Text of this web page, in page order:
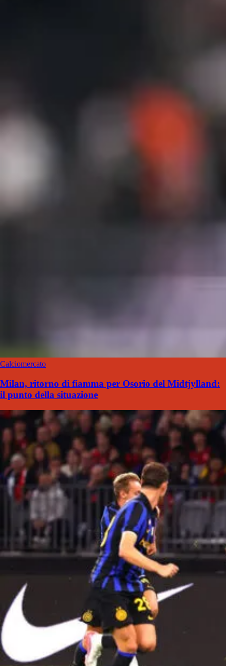
Calciomercato
Milan, ritorno di fiamma per Osorio del Midtjylland:
il punto della situazione